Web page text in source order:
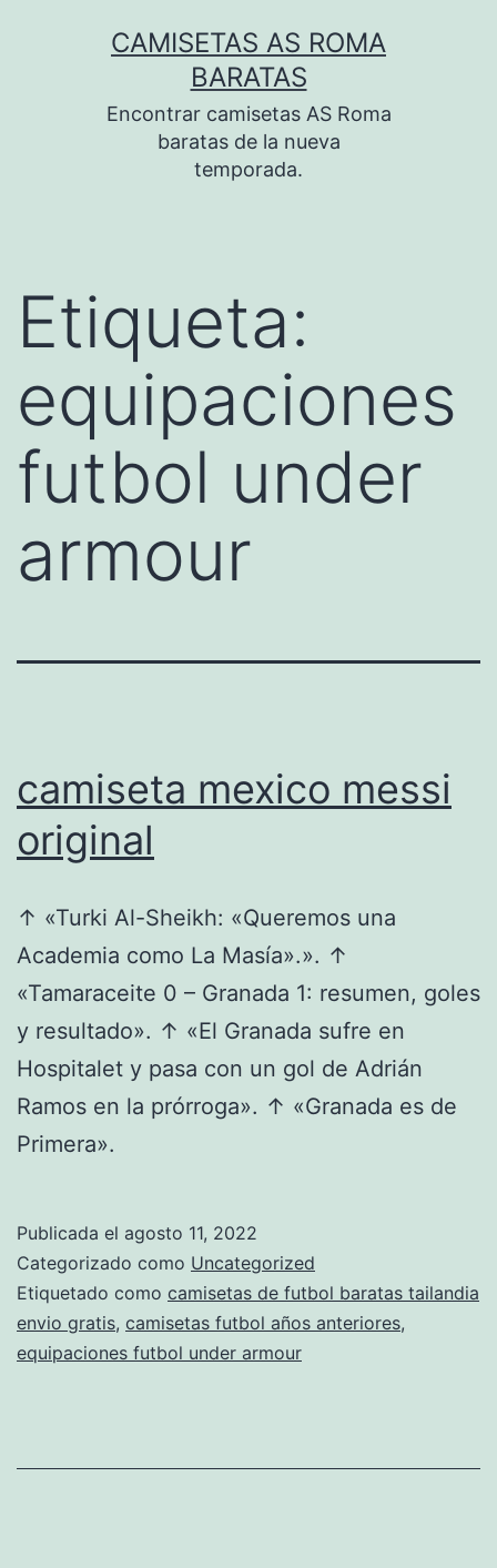
CAMISETAS AS ROMA
BARATAS
Encontrar camisetas AS Roma
baratas de la nueva
temporada.
Etiqueta:
equipaciones
futbol under
armour
camiseta mexico messi
original
↑ «Turki Al-Sheikh: «Queremos una
Academia como La Masía».». ↑
«Tamaraceite 0 – Granada 1: resumen, goles
y resultado». ↑ «El Granada sufre en
Hospitalet y pasa con un gol de Adrián
Ramos en la prórroga». ↑ «Granada es de
Primera».
Publicada el agosto 11, 2022
Categorizado como Uncategorized
Etiquetado como camisetas de futbol baratas tailandia
envio gratis, camisetas futbol años anteriores,
equipaciones futbol under armour